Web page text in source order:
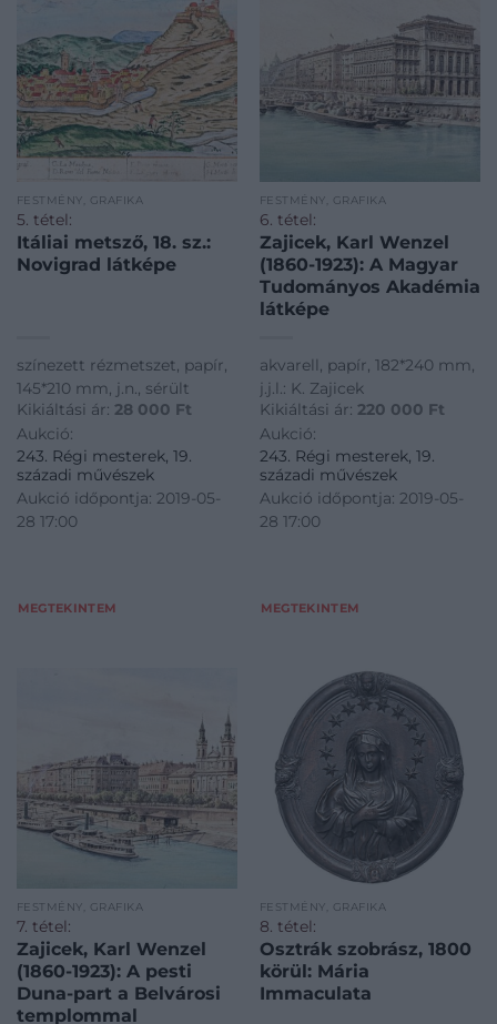
FESTMÉNY, GRAFIKA
5. tétel:
Itáliai metsző, 18. sz.:
Novigrad látképe
színezett rézmetszet, papír,
145*210 mm, j.n., sérült
Kikiáltási ár: 28 000 Ft
Aukció:
243. Régi mesterek, 19.
századi művészek
Aukció időpontja: 2019-05-
28 17:00
MEGTEKINTEM
FESTMÉNY, GRAFIKA
6. tétel:
Zajicek, Karl Wenzel
(1860-1923): A Magyar
Tudományos Akadémia
látképe
akvarell, papír, 182*240 mm,
j.j.l.: K. Zajicek
Kikiáltási ár: 220 000 Ft
Aukció:
243. Régi mesterek, 19.
századi művészek
Aukció időpontja: 2019-05-
28 17:00
MEGTEKINTEM
FESTMÉNY, GRAFIKA
7. tétel:
Zajicek, Karl Wenzel
(1860-1923): A pesti
Duna-part a Belvárosi
templommal
FESTMÉNY, GRAFIKA
8. tétel:
Osztrák szobrász, 1800
körül: Mária
Immaculata